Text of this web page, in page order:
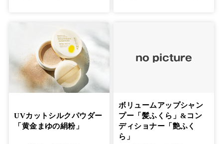
UVカットシルクパウダー
「黄金まゆの絹粉」
ボリュームアップシャン
プー「髪ふくら」&コン
ディショナー「艶ふく
ら」